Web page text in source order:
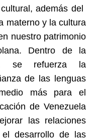
además del
materno y la cultura
nuestro patrimonio
Dentro de la
se refuerza la
de las lenguas
más para el
de Venezuela
las relaciones
desarrollo de las